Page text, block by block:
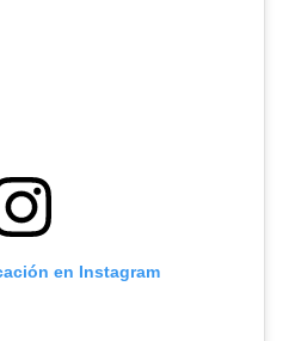
en Instagram